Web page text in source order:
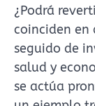
¿Podrá
coinciden en
seguido de
salud y
se actúa